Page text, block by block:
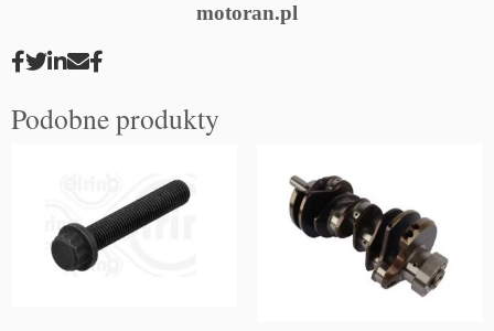
motoran.pl
Podobne produkty